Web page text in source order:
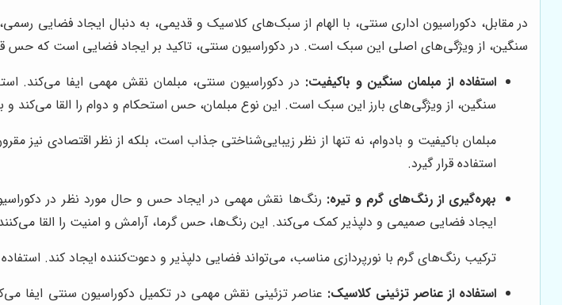
در مقابل، دکوراسیون اداری سنتی، با الهام از سبک‌های کلاسیک و قدیمی، به دنبال ایجاد فضایی
سنگین، از ویژگی‌های اصلی این سبک است. در دکوراسیون سنتی، تاکید بر ایجاد فضایی است که حس
استفاده از مبلمان سنگین و باکیفیت: در دکوراسیون سنتی، مبلمان نقش مهمی ایفا می‌کند.
سنگین، از ویژگی‌های بارز این سبک است. این نوع مبلمان، حس استحکام و دوام را القا می‌کند
مبلمان باکیفیت و بادوام، نه تنها از نظر زیبایی‌شناختی جذاب است، بلکه از نظر اقتصادی نیز
استفاده قرار گیرد.
بهره‌گیری از رنگ‌های گرم و تیره: رنگ‌ها نقش مهمی در ایجاد حس و حال مورد نظر در
ایجاد فضایی صمیمی و دلپذیر کمک می‌کند. این رنگ‌ها، حس گرما، آرامش و امنیت را القا
ترکیب رنگ‌های گرم با نورپردازی مناسب، می‌تواند فضایی دلپذیر و دعوت‌کننده ایجاد کند.
استفاده از عناصر تزئینی کلاسیک: عناصر تزئینی نقش مهمی در تکمیل دکوراسیون سنتی ایفا